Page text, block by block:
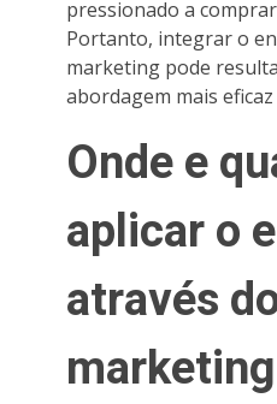
pressionado a
Portanto, integrar o
marketing pode
abordagem mais
Onde e
aplicar o
através
marketing